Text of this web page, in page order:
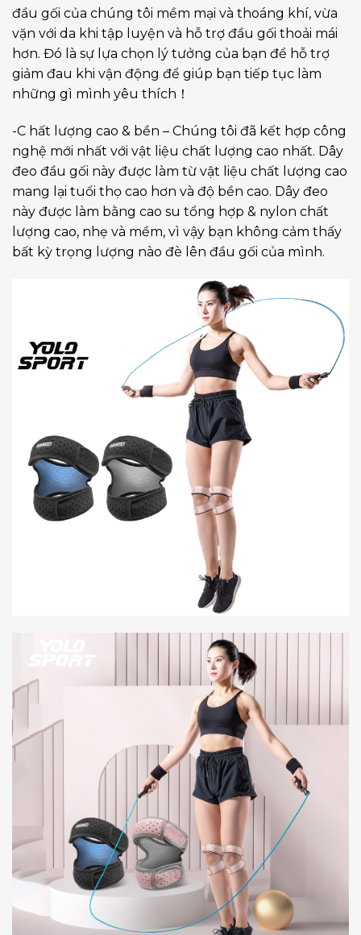
đầu gối của chúng tôi mềm mại và thoáng khí, vừa
vặn với da khi tập luyện và hỗ trợ đầu gối thoải mái
hơn. Đó là sự lựa chọn lý tưởng của bạn để hỗ trợ
giảm đau khi vận động để giúp bạn tiếp tục làm
những gì mình yêu thích！
-C hất lượng cao & bền – Chúng tôi đã kết hợp công
nghệ mới nhất với vật liệu chất lượng cao nhất. Dây
đeo đầu gối này được làm từ vật liệu chất lượng cao
mang lại tuổi thọ cao hơn và độ bền cao. Dây đeo
này được làm bằng cao su tổng hợp & nylon chất
lượng cao, nhẹ và mềm, vì vậy bạn không cảm thấy
bất kỳ trọng lượng nào đè lên đầu gối của mình.